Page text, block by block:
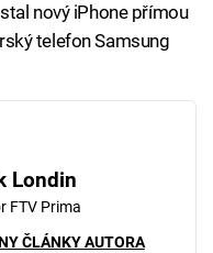
nový iPhone přímou
telefon Samsung
Londin
FTV Prima
ČLÁNKY AUTORA